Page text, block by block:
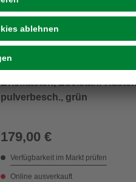
FLORAWORLD
Briefkasten, Edelstahl-
pulverbesch., grün
179,00 €
Verfügbarkeit im Markt prüfen
Online ausverkauft